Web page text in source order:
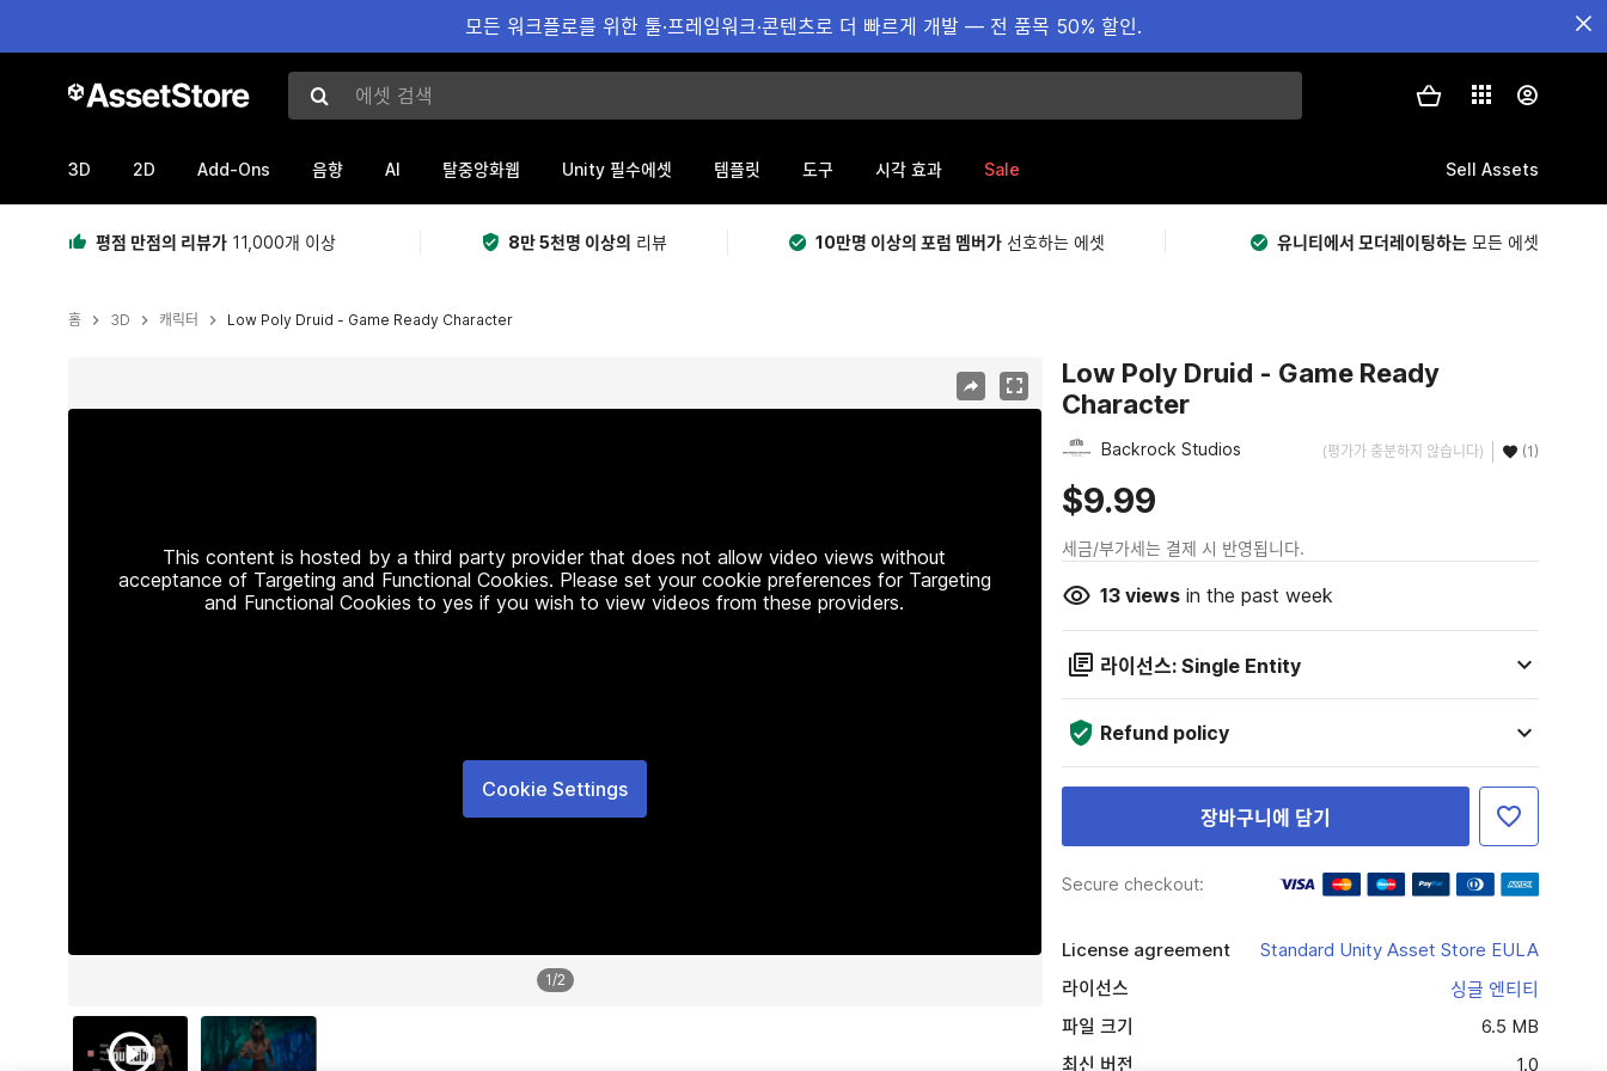
모든 워크플로를 위한 툴·프레임워크·콘텐츠로 더 빠르게 개발 — 전 품목 50% 할인.
에셋 검색
3D 2D Add-Ons 음향 AI 탈중앙화웹 Unity 필수에셋 템플릿 도구 시각 효과 Sale Sell Assets
평점 만점의 리뷰가 11,000개 이상 8만 5천명 이상의 리뷰 10만명 이상의 포럼 멤버가 선호하는 에셋 유니티에서 모더레이팅하는 모든 에셋
홈 3D 캐릭터 Low Poly Druid - Game Ready Character
This content is hosted by a third party provider that does not allow video views without
acceptance of Targeting and Functional Cookies. Please set your cookie preferences for Targeting
and Functional Cookies to yes if you wish to view videos from these providers.
Cookie Settings
1/2
Low Poly Druid - Game Ready
Character
Backrock Studios (평가가 충분하지 않습니다) (1)
$9.99
세금/부가세는 결제 시 반영됩니다.
13viewsin the past week
라이선스: Single Entity
Refund policy
장바구니에 담기
Secure checkout:
License agreement
Standard Unity Asset Store EULA
라이선스
싱글 엔티티
파일 크기
6.5 MB
최신 버전
1.0